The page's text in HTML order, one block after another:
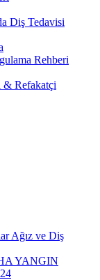
Diş Tedavisi
Rehberi
& Refakatçi
Ağız ve Diş
YANGIN